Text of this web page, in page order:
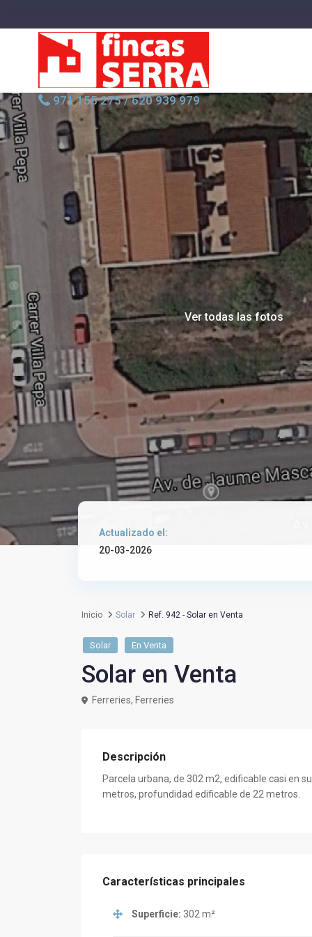
971 155 275/620 939 979
Ver todas las fotos
Actualizado el:
20-03-2026
Inicio Solar Ref. 942 - Solar en Venta
Solar En Venta
Solar en Venta
Ferreries, Ferreries
Descripción
Parcela urbana, de 302 m2, edificable casi en
metros, profundidad edificable de 22 metros.
Características principales
Superficie: 302 m²